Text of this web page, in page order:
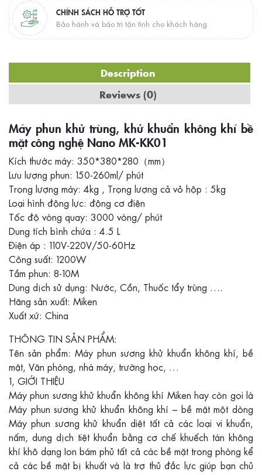
CHÍNH SÁCH HỖ TRỢ TỐT
Bảo hành và bảo trì tận tình cho khách hàng
Description
Reviews (0)
Máy phun khử trùng, khử khuẩn không khí bề
mặt công nghệ Nano MK-KK01
Kích thước máy: 350*380*280（mm）
Lưu lượng phun: 150-260ml/ phút
Trọng lượng máy: 4kg , Trọng lượng cả vỏ hộp : 5kg
Loại hình động lực: động cơ điện
Tốc độ vòng quay: 3000 vòng/ phút
Dung tích bình chứa : 4.5 L
Điện áp : 110V-220V/50-60Hz
Công suất: 1200W
Tầm phun: 8-10M
Dung dịch sử dụng: Nước, Cồn, Thuốc tẩy trùng ….
Hãng sản xuất: Miken
Xuất xứ: China
THÔNG TIN SẢN PHẨM:
Tên sản phẩm: Máy phun sương khử khuẩn không khí, bề
mặt, Văn phòng, nhà máy, trường học, …
1, GIỚI THIỆU
Máy phun sương khử khuẩn không khí Miken hay còn gọi là
Máy phun sương khử khuẩn không khí – bề mặt một dòng
Máy phun sương khử khuẩn diệt tất cả các loại vi khuẩn,
nấm, dung dịch tiệt khuẩn bằng cơ chế khuếch tán không
khí khô dạng Ion bám phủ tất cả các bề mặt trong phòng kể
cả các bề mặt bị khuất và là trợ thủ đắc lực giúp bạn chủ